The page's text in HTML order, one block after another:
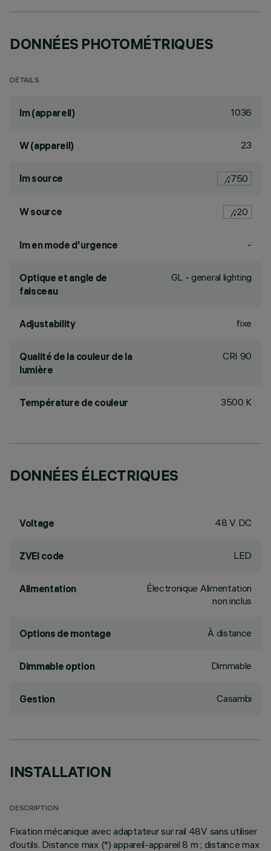
DONNÉES PHOTOMÉTRIQUES
DÉTAILS
lm (appareil) 1036
W (appareil) 23
lm source 750
W source 20
lm en mode d'urgence -
Optique et angle de
faisceau
GL - general lighting
Adjustability fixe
Qualité de la couleur de la
lumière
CRI 90
Température de couleur 3500 K
DONNÉES ÉLECTRIQUES
Voltage 48 V DC
ZVEI code LED
Alimentation
Électronique Alimentation
non inclus
Options de montage À distance
Dimmable option Dimmable
Gestion Casambi
INSTALLATION
DESCRIPTION
Fixation mécanique avec adaptateur sur rail 48V sans utiliser
d’outils. Distance max (*) appareil-appareil 8 m ; distance max